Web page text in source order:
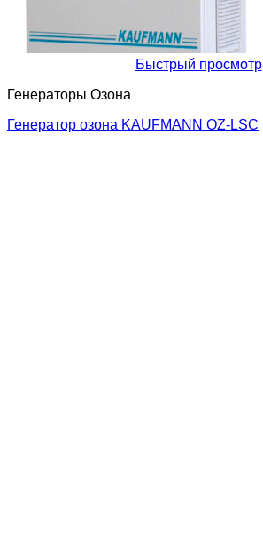
Быстрый просмотр
Генераторы Озона
Генератор озона KAUFMANN OZ-LSC